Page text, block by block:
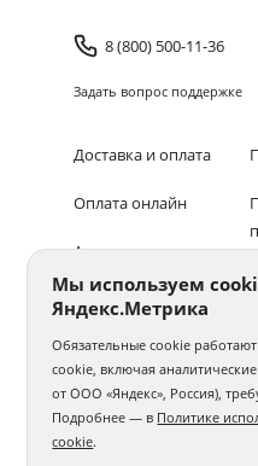
Доставка и оплата
Оплата онлайн
Адреса салонов
8 (800) 500-11-36
Задать вопрос поддержке
© 1994–2026 Фотосфера.
Все права защищены
Мы используем
Яндекс.Метрика
Обязательные cookie
cookie, включая
от ООО «Яндекс», Россия),
Подробнее — в Политике
cookie.